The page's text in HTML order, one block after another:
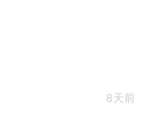
8天前